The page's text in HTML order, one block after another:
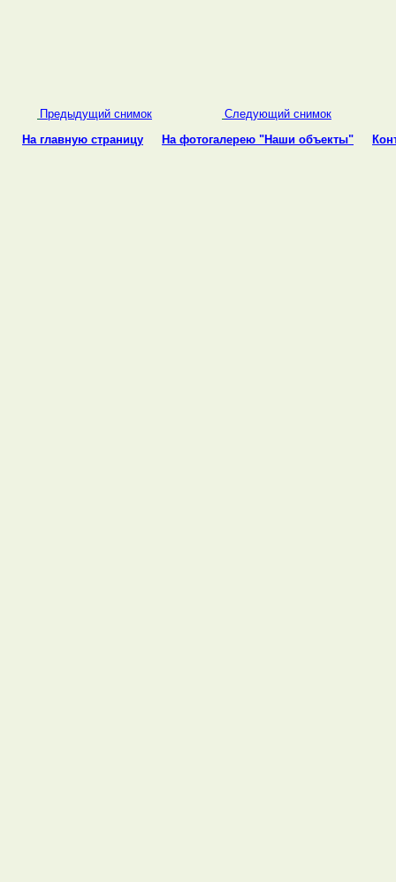
Предыдущий снимок
Cледующий снимок
На главную страницу
На фотогалерею "Наши объекты"